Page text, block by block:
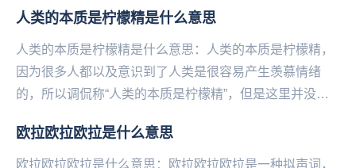
人类的本质是柠檬精是什么意思
人类的本质是柠檬精是什么意思：人类的本质是柠檬精，
因为很多人都以及意识到了人类是很容易产生羡慕情绪
的，所以调侃称“人类的本质是柠檬精”，但是这里并没有
精...
欧拉欧拉欧拉是什么意思
欧拉欧拉欧拉是什么意思：欧拉欧拉欧拉是一种拟声词，